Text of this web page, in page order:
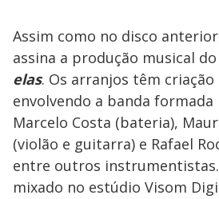
Assim como no disco
assina a produção musical
elas. Os arranjos têm criação
envolvendo a banda
Marcelo Costa (bateria),
(violão e guitarra) e Rafael
entre outros instrumentistas.
mixado no estúdio Visom